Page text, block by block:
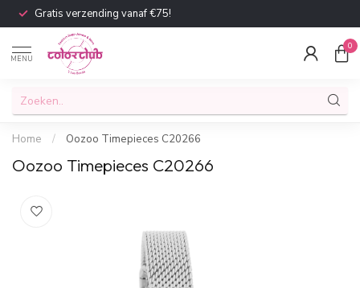
Gratis verzending vanaf €75!
MENU
0
Home / Oozoo Timepieces C20266
Oozoo Timepieces C20266